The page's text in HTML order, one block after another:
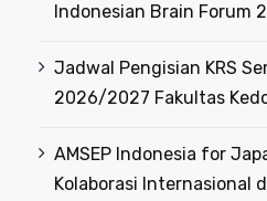
Indonesian Brain Forum
Jadwal Pengisian KRS
2026/2027 Fakultas
AMSEP Indonesia for
Kolaborasi Internasional